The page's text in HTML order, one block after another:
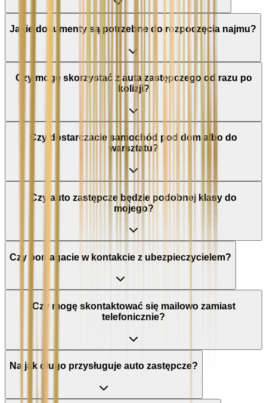
Jakie dokumenty są potrzebne do rozpoczęcia najmu?
Czy mogę skorzystać z auta zastępczego od razu po
kolizji?
Czy dostarczacie samochód pod dom albo do
warsztatu?
Czy auto zastępcze będzie podobnej klasy do
mojego?
Czy pomagacie w kontakcie z ubezpieczycielem?
Czy mogę skontaktować się mailowo zamiast
telefonicznie?
Na jak długo przysługuje auto zastępcze?